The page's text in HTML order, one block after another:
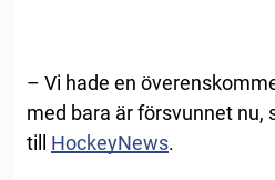
– Vi hade en
med bara är försvunnet nu,
till HockeyNews.